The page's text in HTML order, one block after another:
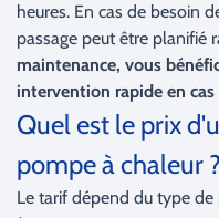
heures. En cas de besoin
passage peut être planifié
maintenance, vous
intervention rapide en cas
Quel est le prix
pompe à chaleur ?
Le tarif dépend du type